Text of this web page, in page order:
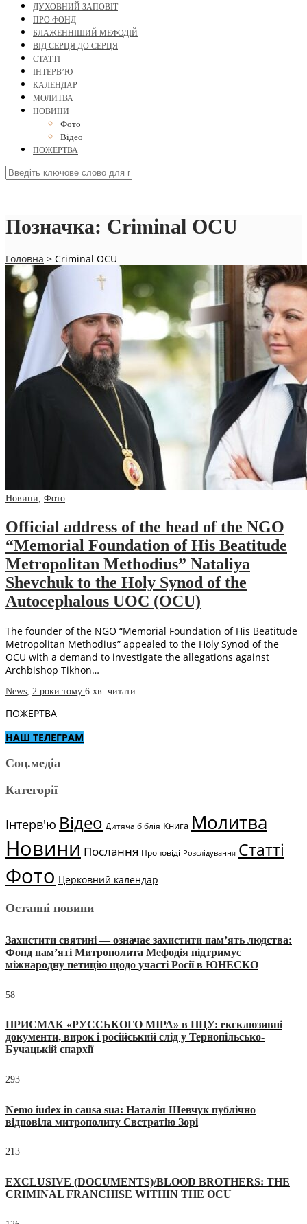
ДУХОВНИЙ ЗАПОВІТ
ПРО ФОНД
БЛАЖЕННІШИЙ МЕФОДІЙ
ВІД СЕРЦЯ ДО СЕРЦЯ
СТАТТІ
ІНТЕРВ’Ю
КАЛЕНДАР
МОЛИТВА
НОВИНИ
Фото
Відео
ПОЖЕРТВА
Позначка: Criminal OCU
Головна > Criminal OCU
Новини, Фото
Official address of the head of the NGO
“Memorial Foundation of His Beatitude
Metropolitan Methodius” Nataliya
Shevchuk to the Holy Synod of the
Autocephalous UOC (OCU)
The founder of the NGO “Memorial Foundation of His Beatitude
Metropolitan Methodius” appealed to the Holy Synod of the
OCU with a demand to investigate the allegations against
Archbishop Tikhon…
News, 2 роки тому 6 хв. читати
ПОЖЕРТВА
НАШ ТЕЛЕГРАМ
Соц.медіа
Категорії
Інтерв'ю Відео Дитяча біблія Книга Молитва
Новини Послання Проповіді Розслідування Статті
Фото Церковний календар
Останні новини
Захистити святині — означає захистити пам’ять людства:
Фонд пам’яті Митрополита Мефодія підтримує
міжнародну петицію щодо участі Росії в ЮНЕСКО
58
ПРИСМАК «РУССЬКОГО МІРА» в ПЦУ: ексклюзивні
документи, вирок і російський слід у Тернопільсько-
Бучацькій єпархії
293
Nemo iudex in causa sua: Наталія Шевчук публічно
відповіла митрополиту Євстратію Зорі
213
EXCLUSIVE (DOCUMENTS)/BLOOD BROTHERS: THE
CRIMINAL FRANCHISE WITHIN THE OCU